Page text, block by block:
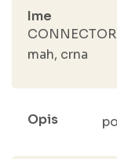
Ime
mah, crna
Opis